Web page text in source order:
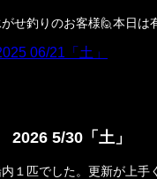
せ釣りのお客様🙋本日
06/21「土」
5/30「土」
１匹でした。更新が上